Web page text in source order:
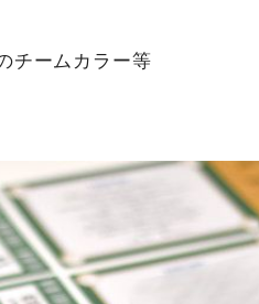
チームカラー等